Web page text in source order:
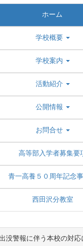
ホーム
学校概要
学校案内
活動紹介
公開情報
お問合せ
高等部入学者募集要
青一高養５０周年記念
西田沢分教室
没警報に伴う本校の対応